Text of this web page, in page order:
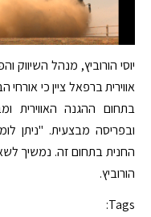
יוסי הורוביץ, מנהל השיווק
אווירית ברפאל ציין כי
בתחום ההגנה האווירית
ובפריסה מבצעית. "ניתן
החנית בתחום זה. נמשיך
הורוביץ.
Tags: